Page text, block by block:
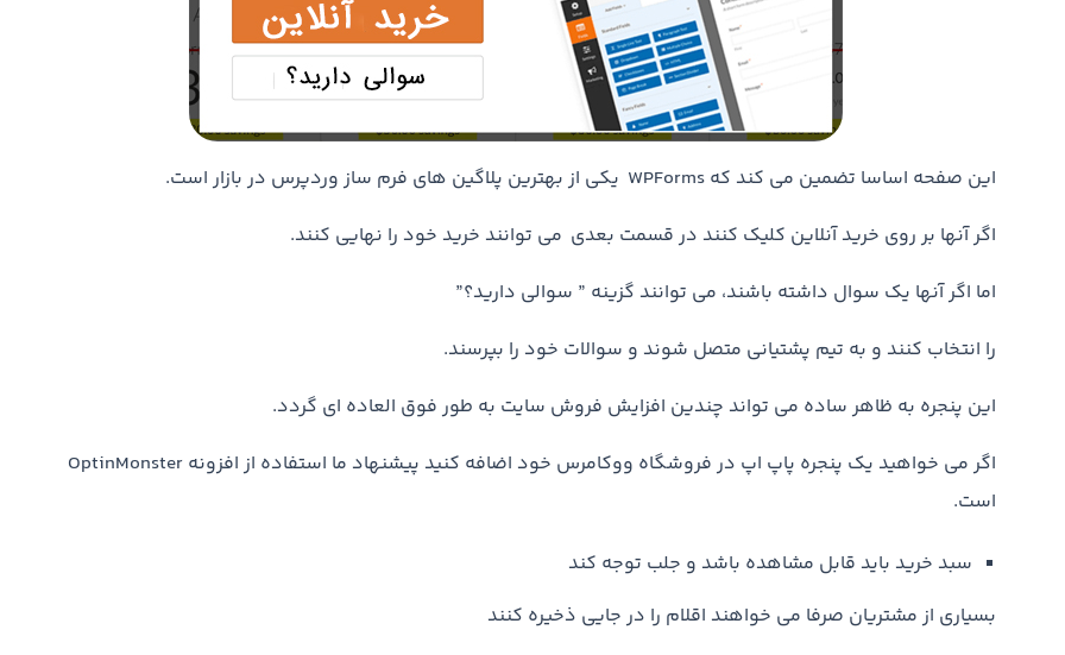
این صفحه اساسا تضمین می کند که WPForms یکی از بهترین پلاگین های فرم ساز وردپرس در بازار است.
اگر آنها بر روی خرید آنلاین کلیک کنند در قسمت بعدی می توانند خرید خود را نهایی کنند.
اما اگر آنها یک سوال داشته باشند، می توانند گزینه ” سوالی دارید؟”
را انتخاب کنند و به تیم پشتیانی متصل شوند و سوالات خود را بپرسند.
این پنجره به ظاهر ساده می تواند چندین افزایش فروش سایت به طور فوق العاده ای گردد.
اگر می خواهید یک پنجره پاپ اپ در فروشگاه ووکامرس خود اضافه کنید پیشنهاد ما استفاده از افزونه OptinMonster
است.
سبد خرید باید قابل مشاهده باشد و جلب توجه کند
بسیاری از مشتریان صرفا می خواهند اقلام را در جایی ذخیره کنند